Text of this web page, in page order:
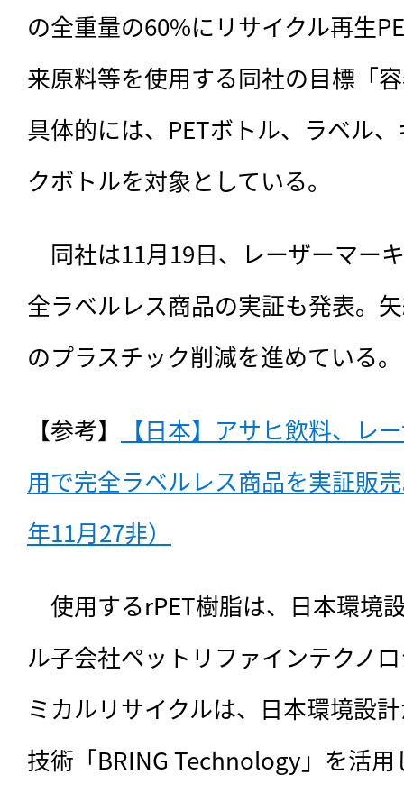
の全重量の60%にリサイクル再生
来原料等を使用する同社の目標「
具体的には、PETボトル、ラベル
クボトルを対象としている。
同社は11月19日、レーザーマー
全ラベルレス商品の実証も発表。
のプラスチック削減を進めている。
【参考】
【日本】アサヒ飲料、レ
用で完全ラベルレス商品を実証販
年11月27非）
使用するrPET樹脂は、日本環境
ル子会社ペットリファインテクノ
ミカルリサイクルは、日本環境設
技術「BRING Technology」を活